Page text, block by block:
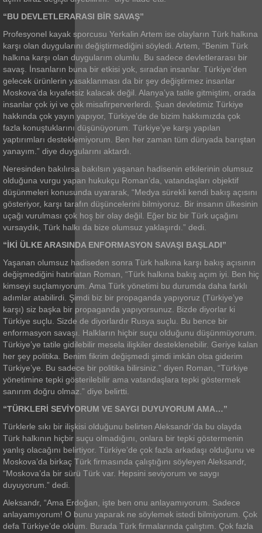
“BU DEVLETLERARASI BİR SAVAŞ”
Profesyonel kayak sporcusu Yerkalin Artem ise olayların Türk halkına
karşı olan duygularını değiştirmediğini söyledi. Artem, “Benim Türk
halkına karşı olan duygularım olumlu. Bu sadece devletlerarası bir
savaş. İnsanların buna bir etkisi yok, sıradan insanlar. Türkiye’den
gelecek ürünlerin yasaklanması da bir şey değiştirmez insanlar
Moskova’da kıyafetsiz kalacak değil. Alanya’ya tatile gitmiştim, orada
insanlar çok iyi ve çok misafirperverlerdi. Şuan devletimiz Türkiye
hakkında çok yayın yapıyor, Türkiye’de de bizim hakkımızda çok
fazla konuştuklarını düşünüyorum. Türkiye’ye karşı yapılan
yaptırımları desteklemiyorum. Ben her zaman tüm dünyada barıştan
yanayım.” diye duygularını aktardı.
Neresinden bakılırsa bakılsın yaşanan hadisenin etkilerinin olumsuz
olduğuna vurgu yapan hukukçu Roman’da, vatandaşları objektif
düşünmeleri konusunda uyararak, “Medya sürekli kendi bakış açısını
gösteriyor, karşı tarafın düşüncelerini bilmiyoruz. Bir insanın ülkesinin
uçağı vurulması çok hoş bir olay değil. Eğer biz bir Türk uçağını
vursaydık, Türk halkı da bize olumsuz yaklaşırdı.” dedi.
“İKİ ÜLKE ARASINDA ENFORMASYON SAVAŞI BAŞLADI”
Yaşanan olumsuz hadiseden sonra Türk halkına karşı bakış açısının
değişmediğini hatırlatan Roman, “Türk halkına bakış açım iyi. Ben hiç
kimseyi suçlamıyorum. Ama Türk yönetimi bu durumda daha farklı
adımlar atabilirdi. Şimdi biz bir propaganda yapıyoruz (Türkiye’ye
karşı) siz başka bir propaganda yapıyorsunuz. Bizde diyorlar ki
Türkiye suçlu. Sizde de diyorlardır Rusya suçlu. Bu bence bir
enformasyon savaşı. Halkların hiçbir suçu olduğunu düşünmüyorum.
Türkiye’ye tatile gidilebilir mesela ilişkiler desteklenebilir. Geriye kalan
her şey politika. Benim fikrim değişmedi şimdi imkân olsa giderim
Türkiye’ye. Bu sadece bir politika bilirsiniz.” diyen Roman, “Türkiye
yönetimine tepki gösterilebilir ama vatandaşlara tepki göstermek
sanırım doğru olmaz.” diye belirtti.
“TÜRKLERİ SEVİYORUM VE SAYGI DUYUYORUM AMA…”
Türklerle sıkı bir ilişkisi olduğunu belirten Aleksandr’da bu olayda
Türk halkının hiçbir suçu olmadığını, onlara bir tepki göstermenin
yanlış olacağını belirtiyor. Türkiye’de çok fazla arkadaşı olduğunu ve
Moskova’da birkaç Türk firmasında çalıştığını söyleyen Aleksandr,
“Moskova’da bir sürü Türk var. Hepsini seviyorum ve saygı
duyuyorum.” dedi.
Aleksandr, “Ama Erdoğan, işte ben onu anlayamıyorum. Sadece
anlayamıyorum! O bunu yaparak ne söylemek istedi bilmiyorum. Çok
defa Türkiye’de oldum. Burada Türk firmalarında çalıştım. Çok fazla